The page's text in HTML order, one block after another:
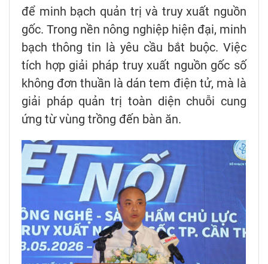
để minh bạch quản trị và truy xuất nguồn
gốc. Trong nền nông nghiệp hiện đại, minh
bạch thông tin là yêu cầu bắt buộc. Việc
tích hợp giải pháp truy xuất nguồn gốc số
không đơn thuần là dán tem điện tử, mà là
giải pháp quản trị toàn diện chuỗi cung
ứng từ vùng trồng đến bàn ăn.